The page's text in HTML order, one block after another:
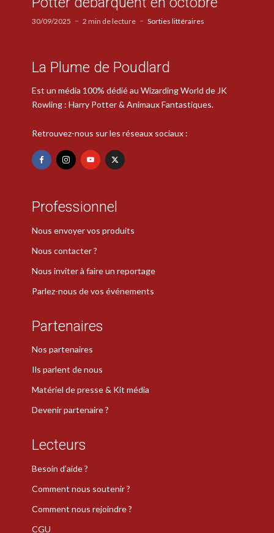
30/09/2025 2 min de lecture Sorties littéraires
La Plume de Poudlard
Est un média 100% dédié au Wizarding World de JK
Rowling : Harry Potter & Animaux Fantastiques.
Retrouvez-nous sur les réseaux sociaux :
Professionnel
Nous envoyer vos produits
Nous contacter ?
Nous inviter à faire un reportage
Parlez-nous de vos événements
Partenaires
Nos partenaires
Ils parlent de nous
Matériel de presse & Kit média
Devenir partenaire ?
Lecteurs
Besoin d’aide ?
Comment nous soutenir ?
Comment nous rejoindre ?
CGU